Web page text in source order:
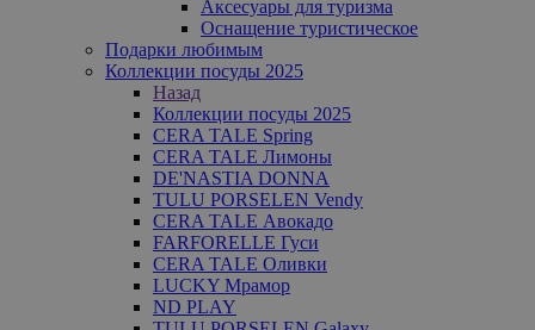
Аксесуары для туризма
Оснащение туристическое
Подарки любимым
Коллекции посуды 2025
Назад
Коллекции посуды 2025
CERA TALE Spring
CERA TALE Лимоны
DE'NASTIA DONNA
TULU PORSELEN Vendy
CERA TALE Авокадо
FARFORELLE Гуси
CERA TALE Оливки
LUCKY Мрамор
ND PLAY